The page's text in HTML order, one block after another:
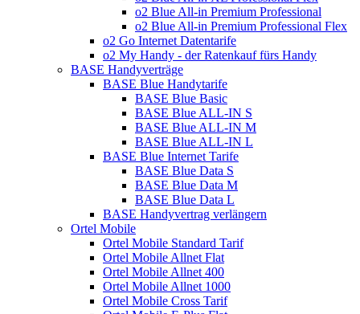
o2 Blue All-in Premium Professional
o2 Blue All-in Premium Professional Flex
o2 Go Internet Datentarife
o2 My Handy - der Ratenkauf fürs Handy
BASE Handyverträge
BASE Blue Handytarife
BASE Blue Basic
BASE Blue ALL-IN S
BASE Blue ALL-IN M
BASE Blue ALL-IN L
BASE Blue Internet Tarife
BASE Blue Data S
BASE Blue Data M
BASE Blue Data L
BASE Handyvertrag verlängern
Ortel Mobile
Ortel Mobile Standard Tarif
Ortel Mobile Allnet Flat
Ortel Mobile Allnet 400
Ortel Mobile Allnet 1000
Ortel Mobile Cross Tarif